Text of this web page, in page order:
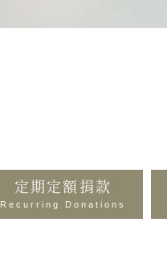
定期定額捐款
Recurring Donations